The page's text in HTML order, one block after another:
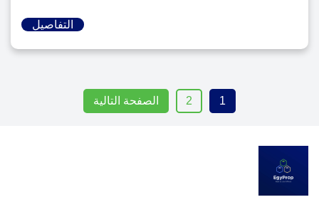
التفاصيل
1
2 الصفحة التالية